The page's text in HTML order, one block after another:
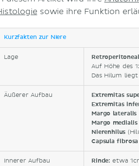
sowie ihre Funktion
Kurzfakten zur Niere
Lage Retroperitoneal
Auf Höhe des
Das Hilum
Äußerer Aufbau
Extremitas
Extremitas
Margo lateralis
Margo medialis
Nierenhilus
Capsula
Innerer Aufbau Rinde:etwa